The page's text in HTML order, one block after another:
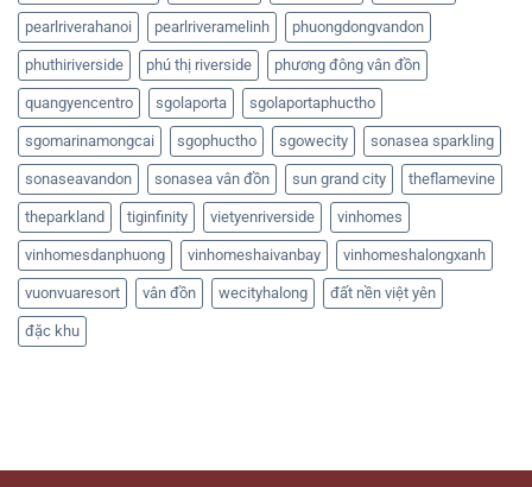
pearlriverahanoi pearlriveramelinh phuongdongvandon
phuthiriverside phú thị riverside phương đông vân đồn
quangyencentro sgolaporta sgolaportaphuctho
sgomarinamongcai sgophuctho sgowecity sonasea sparkling
sonaseavandon sonasea vân đồn sun grand city theflamevine
theparkland tiginfinity vietyenriverside vinhomes
vinhomesdanphuong vinhomeshaivanbay vinhomeshalongxanh
vuonvuaresort vân đồn wecityhalong đất nền việt yên
đặc khu